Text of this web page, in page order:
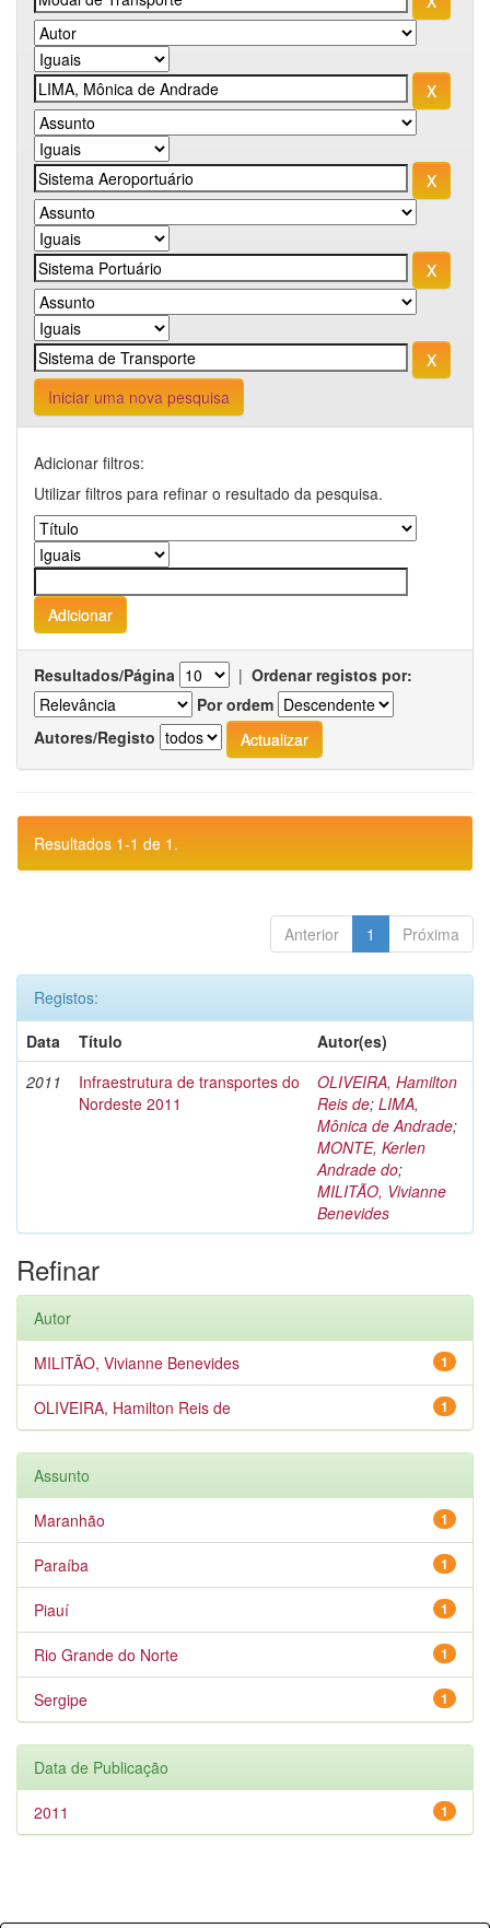
Iniciar uma nova pesquisa
Adicionar filtros:
Utilizar filtros para refinar o resultado da pesquisa.
Resultados/Página | Ordenar registos por:
Por ordem
Autores/Registo
Resultados 1-1 de 1.
Anterior 1 Próxima
Registos:
Data
Título
Autor(es)
2011
Infraestrutura de transportes do
Nordeste 2011
OLIVEIRA, Hamilton
Reis de; LIMA,
Mônica de Andrade;
MONTE, Kerlen
Andrade do;
MILITÃO, Vivianne
Benevides
Refinar
Autor
1
MILITÃO, Vivianne Benevides
1
OLIVEIRA, Hamilton Reis de
Assunto
1
Maranhão
1
Paraíba
1
Piauí
1
Rio Grande do Norte
1
Sergipe
Data de Publicação
1
2011